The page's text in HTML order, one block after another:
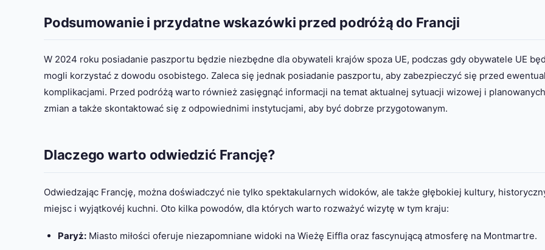
Podsumowanie i przydatne wskazówki przed podróżą do Francji
W 2024 roku posiadanie paszportu będzie niezbędne dla obywateli krajów spoza UE, podczas gdy obywatele UE
mogli korzystać z dowodu osobistego. Zaleca się jednak posiadanie paszportu, aby zabezpieczyć się przed
komplikacjami. Przed podróżą warto również zasięgnąć informacji na temat aktualnej sytuacji wizowej i planowanych
zmian a także skontaktować się z odpowiednimi instytucjami, aby być dobrze przygotowanym.
Dlaczego warto odwiedzić Francję?
Odwiedzając Francję, można doświadczyć nie tylko spektakularnych widoków, ale także głębokiej kultury,
miejsc i wyjątkovéj kuchni. Oto kilka powodów, dla których warto rozważyć wizytę w tym kraju:
Paryż:Miasto miłości oferuje niezapomniane widoki na Wieżę Eiffla oraz fascynującą atmosferę na Montmartre.